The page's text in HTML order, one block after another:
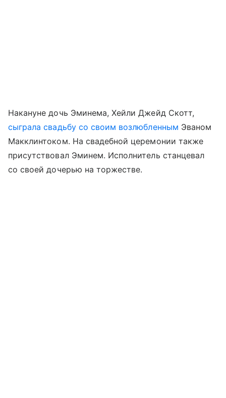
Накануне дочь Эминема, Хейли Джейд Скотт,
сыграла свадьбу со своим возлюбленным Эваном
Макклинтоком. На свадебной церемонии также
присутствовал Эминем. Исполнитель станцевал
со своей дочерью на торжестве.